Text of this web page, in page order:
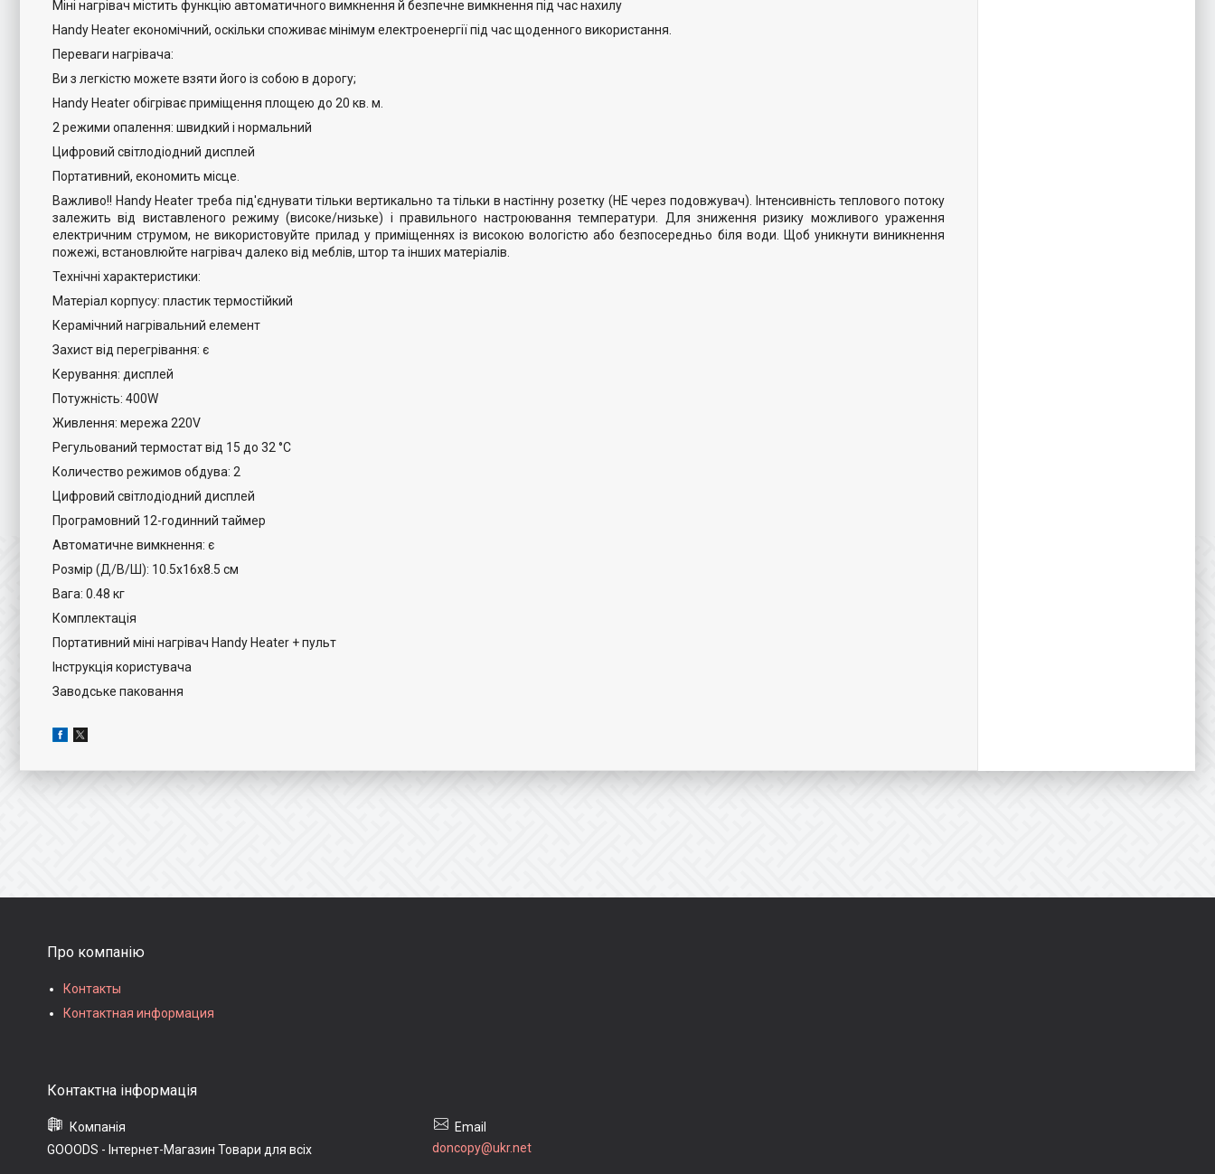
Міні нагрівач містить функцію автоматичного вимкнення й безпечне вимкнення під час нахилу
Handy Heater економічний, оскільки споживає мінімум електроенергії під час щоденного використання.
Переваги нагрівача:
Ви з легкістю можете взяти його із собою в дорогу;
Handy Heater обігріває приміщення площею до 20 кв. м.
2 режими опалення: швидкий і нормальний
Цифровий світлодіодний дисплей
Портативний, економить місце.
Важливо!! Handy Heater треба під'єднувати тільки вертикально та тільки в настінну розетку (НЕ через подовжувач). Інтенсивність теплового потоку
залежить від виставленого режиму (високе/низьке) і правильного настроювання температури. Для зниження ризику можливого ураження
електричним струмом, не використовуйте прилад у приміщеннях із високою вологістю або безпосередньо біля води. Щоб уникнути виникнення
пожежі, встановлюйте нагрівач далеко від меблів, штор та інших матеріалів.
Технічні характеристики:
Матеріал корпусу: пластик термостійкий
Керамічний нагрівальний елемент
Захист від перегрівання: є
Керування: дисплей
Потужність: 400W
Живлення: мережа 220V
Регульований термостат від 15 до 32 °C
Количество режимов обдува: 2
Цифровий світлодіодний дисплей
Програмовний 12-годинний таймер
Автоматичне вимкнення: є
Розмір (Д/В/Ш): 10.5x16x8.5 см
Вага: 0.48 кг
Комплектація
Портативний міні нагрівач Handy Heater + пульт
Інструкція користувача
Заводське паковання
Про компанію
Контакты
Контактная информация
GOOODS - Інтернет-Магазин Товари для всіх doncopy@ukr.net